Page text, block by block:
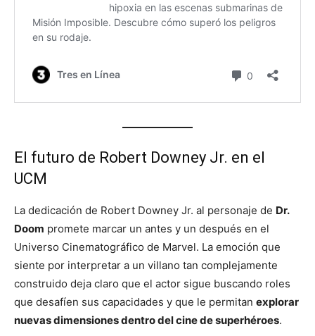
El futuro de Robert Downey Jr. en el
UCM
La dedicación de Robert Downey Jr. al personaje de Dr.
Doom promete marcar un antes y un después en el
Universo Cinematográfico de Marvel. La emoción que
siente por interpretar a un villano tan complejamente
construido deja claro que el actor sigue buscando roles
que desafíen sus capacidades y que le permitan explorar
nuevas dimensiones dentro del cine de superhéroes.